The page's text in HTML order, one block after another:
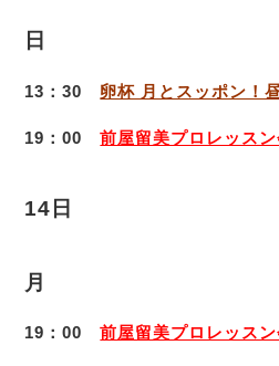
日
13：30 卵杯 月とスッポン！
19：00前屋留美プロレッス
14日
月
19：00前屋留美プロレッス